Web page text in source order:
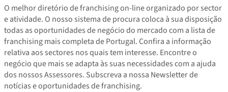
O melhor diretório de franchising on-line organizado por sector
e atividade. O nosso sistema de procura coloca à sua disposição
todas as oportunidades de negócio do mercado com a lista de
franchising mais completa de Portugal. Confira a informação
relativa aos sectores nos quais tem interesse. Encontre o
negócio que mais se adapta às suas necessidades com a ajuda
dos nossos Assessores. Subscreva a nossa Newsletter de
notícias e oportunidades de franchising.